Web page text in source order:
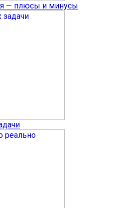
— плюсы и минусы